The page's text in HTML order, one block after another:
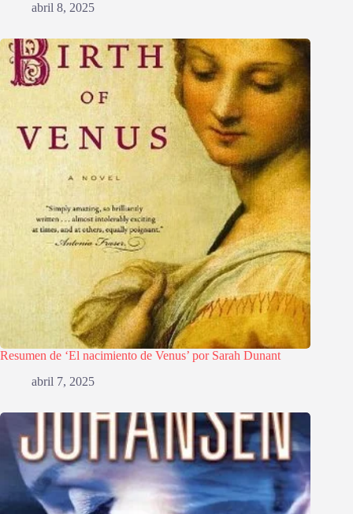
abril 8, 2025
Resumen de ‘El nacimiento de Venus’ por Sarah Dunant
abril 7, 2025